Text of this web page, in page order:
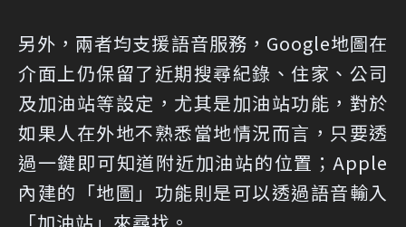
另外，兩者均支援語音服務，Google地圖在
介面上仍保留了近期搜尋紀錄、住家、公司
及加油站等設定，尤其是加油站功能，對於
如果人在外地不熟悉當地情況而言，只要透
過一鍵即可知道附近加油站的位置；Apple
內建的「地圖」功能則是可以透過語音輸入
「加油站」來尋找。